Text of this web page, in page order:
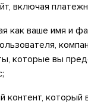
включая
как ваше имя и
которые вы
контент, который